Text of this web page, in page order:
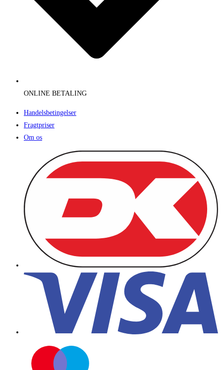
ONLINE BETALING
Handelsbetingelser
Fragtpriser
Om os